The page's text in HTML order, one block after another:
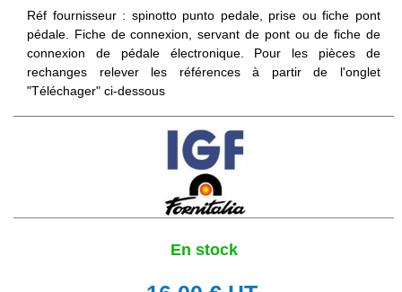
Réf fournisseur : spinotto punto pedale, prise ou fiche pont
pédale. Fiche de connexion, servant de pont ou de fiche de
connexion de pédale électronique. Pour les pièces de
rechanges relever les références à partir de l'onglet
"Téléchager" ci-dessous
En stock